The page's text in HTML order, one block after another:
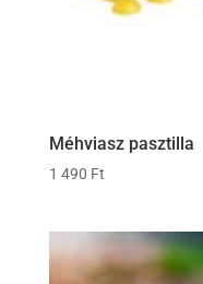
Méhviasz pasztilla
1 490 Ft